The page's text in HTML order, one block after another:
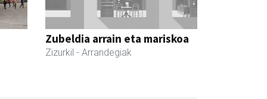
Zubeldia arrain eta mariskoa
Zizurkil - Arrandegiak